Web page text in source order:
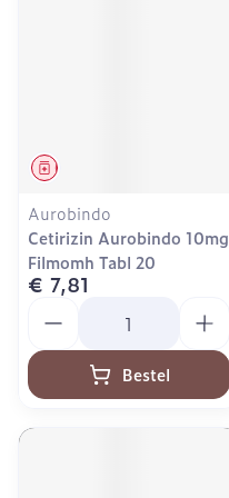
Geneesmiddel
Aurobindo
Cetirizin Aurobindo 10mg
Filmomh Tabl 20
€ 7,81
Bestel